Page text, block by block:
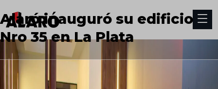
Alaró inauguró su edificio
Nro 35 en La Plata